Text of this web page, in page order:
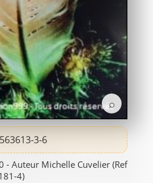
⌕
3-6
- Auteur Michelle Cuvelier (Ref
4)